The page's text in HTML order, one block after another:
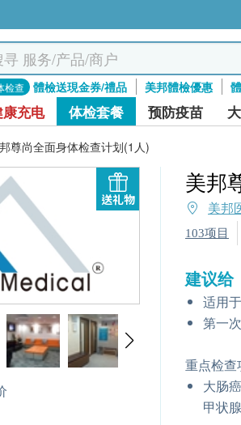
检查 體檢送現金券/禮品 美邦體檢優惠
充电 体检套餐 预防疫苗
尊尚全面身体检查计划(1人)
送礼物
美邦
美邦
103项目
建议给
适用
第一
重点检查
大肠
甲状